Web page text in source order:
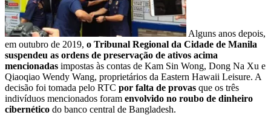
Alguns anos depois,
em outubro de 2019, o Tribunal Regional da Cidade de Manila
suspendeu as ordens de preservação de ativos acima
mencionadas impostas às contas de Kam Sin Wong, Dong Na Xu e
Qiaoqiao Wendy Wang, proprietários da Eastern Hawaii Leisure. A
decisão foi tomada pelo RTC por falta de provas que os três
indivíduos mencionados foram envolvido no roubo de dinheiro
cibernético do banco central de Bangladesh.